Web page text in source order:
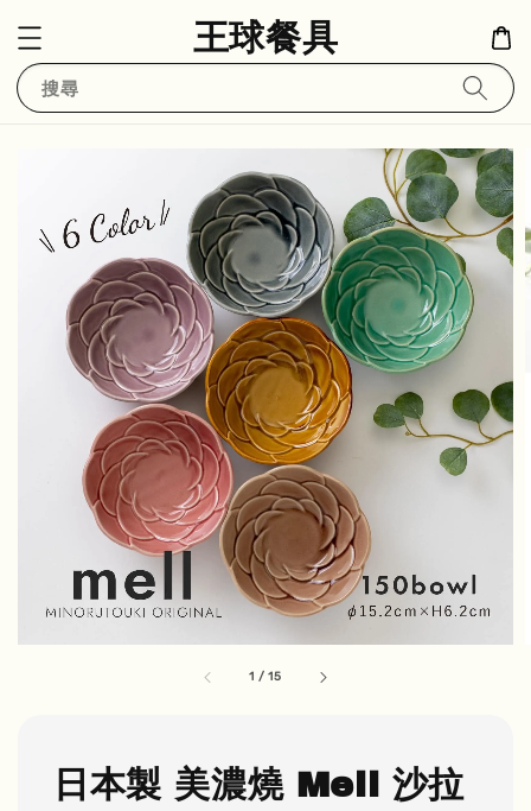
王球餐具
搜尋
1 /15
日本製 美濃燒 Mell 沙拉